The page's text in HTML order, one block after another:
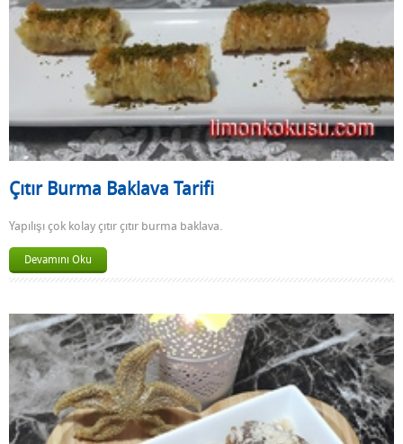
Çıtır Burma Baklava Tarifi
Yapılışı çok kolay çıtır çıtır burma baklava.
Devamını Oku